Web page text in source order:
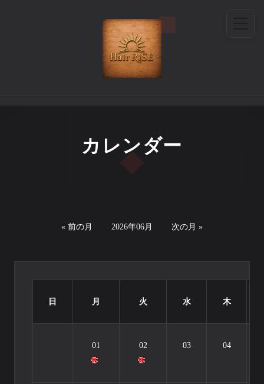
カレンダー
« 前の月 2026年06月 次の月 »
日 月 火 水 木
01 02 03 04